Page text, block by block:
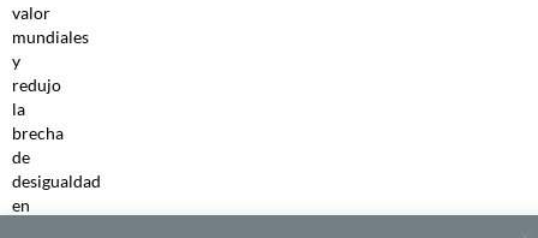
valor
mundiales
y
redujo
la
brecha
de
desigualdad
en